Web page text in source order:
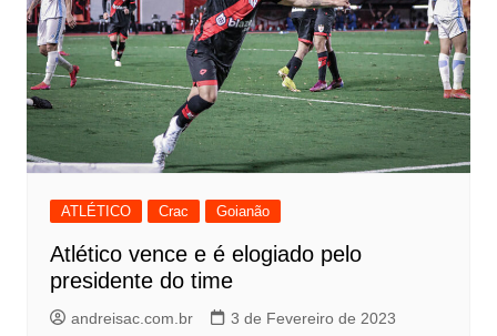
ATLÉTICO Crac Goianão
Atlético vence e é elogiado pelo
presidente do time
andreisac.com.br
3 de Fevereiro de 2023